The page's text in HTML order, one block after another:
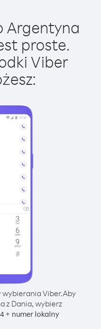
Argentyna
proste.
Viber
Viber.Aby
z Dania, wybierz
+ numer lokalny